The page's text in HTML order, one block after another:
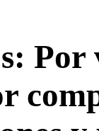
Por